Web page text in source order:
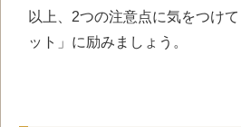
以上、2つの注意点に気をつけ
ット」に励みましょう。